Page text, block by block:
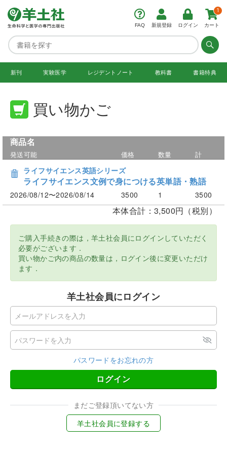
FAQ 新規登録 ログイン カート
1
新刊 実験医学 レジデント ノート 教科書 書籍特典
買い物かご
商品名
発送可能 価格 数量
計
ライフサイエンス英語シリーズ
ライフサイエンス文例で身につける英単語・熟語
2026/08/12〜2026/08/14 3500 1 3500
本体合計：3,500円（税別）
ご購入手続きの際は，羊土社会員にログインしていただく
必要がございます．
買い物かご内の商品の数量は，ログイン後に変更いただけ
ます．
羊土社会員にログイン
パスワードをお忘れの方
ログイン
まだご登録頂いてない方
羊土社会員に登録する